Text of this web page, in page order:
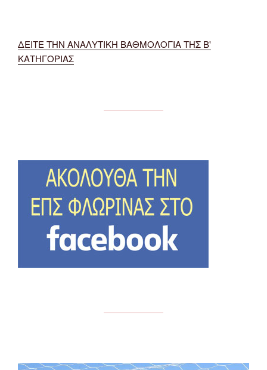
ΔΕΙΤΕ ΤΗΝ ΑΝΑΛΥΤΙΚΗ ΒΑΘΜΟΛΟΓΙΑ ΤΗΣ Β'
ΚΑΤΗΓΟΡΙΑΣ